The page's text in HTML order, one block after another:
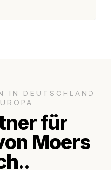
IN DEUTSCHLAND
für
Moers